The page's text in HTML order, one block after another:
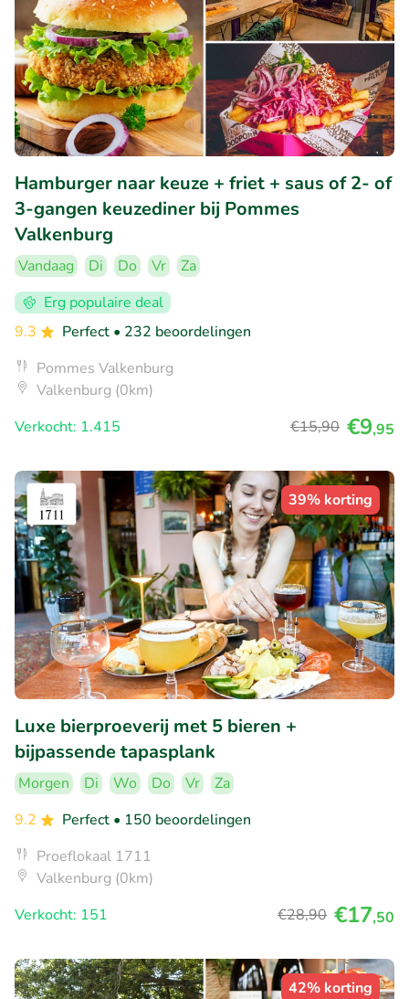
Hamburger naar keuze + friet + saus of 2- of
3-gangen keuzediner bij Pommes
Valkenburg
Vandaag Di Do Vr
Za
Erg populaire deal
9.3
Perfect • 232 beoordelingen
Pommes Valkenburg
Valkenburg (0km)
Verkocht: 1.415
€15,90 €9,95
39% korting
Luxe bierproeverij met 5 bieren +
bijpassende tapasplank
Morgen Di Wo Do Vr
Za
9.2
Perfect • 150 beoordelingen
Proeflokaal 1711
Valkenburg (0km)
Verkocht: 151
€28,90 €17,50
42% korting